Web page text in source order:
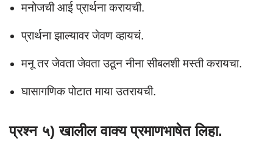
मनोजची आई प्रार्थना करायची.
प्रार्थना झाल्यावर जेवण व्हायचं.
मनू तर जेवता जेवता उठून नीना सीबलशी मस्ती करायचा.
घासागणिक पोटात माया उतरायची.
प्रश्न ५) खालील वाक्य प्रमाणभाषेत लिहा.